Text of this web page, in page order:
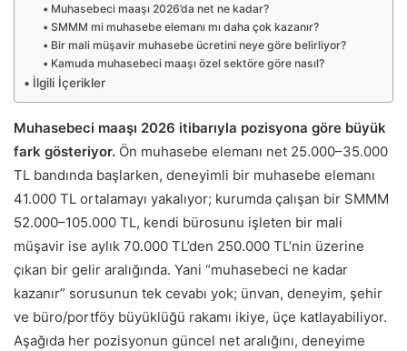
Muhasebeci maaşı 2026’da net ne kadar?
SMMM mi muhasebe elemanı mı daha çok kazanır?
Bir mali müşavir muhasebe ücretini neye göre belirliyor?
Kamuda muhasebeci maaşı özel sektöre göre nasıl?
İlgili İçerikler
Muhasebeci maaşı 2026 itibarıyla pozisyona göre büyük
fark gösteriyor. Ön muhasebe elemanı net 25.000–35.000
TL bandında başlarken, deneyimli bir muhasebe elemanı
41.000 TL ortalamayı yakalıyor; kurumda çalışan bir SMMM
52.000–105.000 TL, kendi bürosunu işleten bir mali
müşavir ise aylık 70.000 TL’den 250.000 TL’nin üzerine
çıkan bir gelir aralığında. Yani “muhasebeci ne kadar
kazanır” sorusunun tek cevabı yok; ünvan, deneyim, şehir
ve büro/portföy büyüklüğü rakamı ikiye, üçe katlayabiliyor.
Aşağıda her pozisyonun güncel net aralığını, deneyime